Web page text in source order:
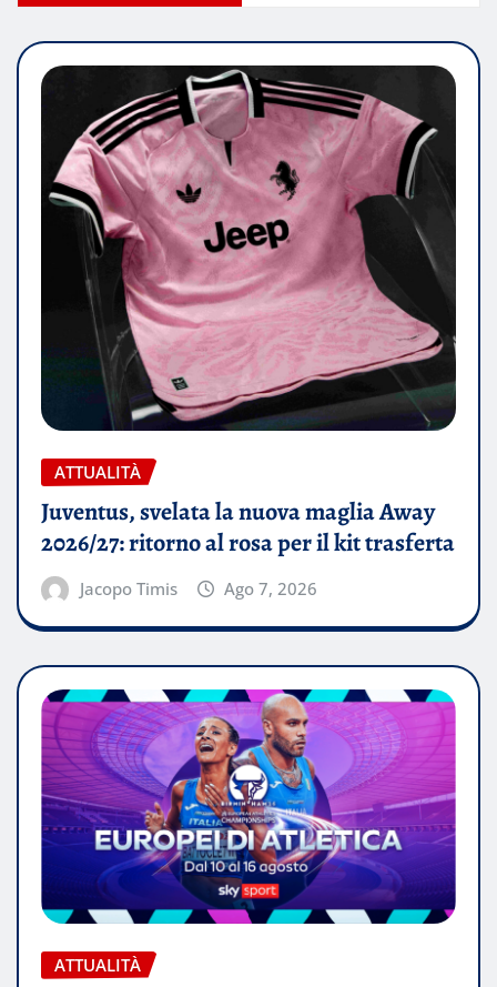
ATTUALITÀ
Juventus, svelata la nuova maglia Away
2026/27: ritorno al rosa per il kit trasferta
Jacopo Timis Ago 7, 2026
ATTUALITÀ